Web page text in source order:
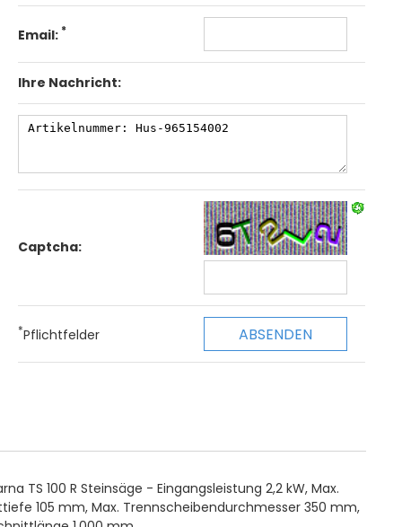
Email: *
Ihre Nachricht:
Captcha:
*Pflichtfelder
TS 100 R Steinsäge - Eingangsleistung 2,2 kW, Max.
105 mm, Max. Trennscheibendurchmesser 350 mm,